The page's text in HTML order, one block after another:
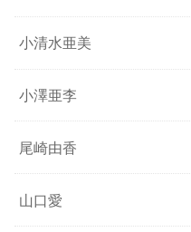
小清水亜美
小澤亜李
尾崎由香
山口愛